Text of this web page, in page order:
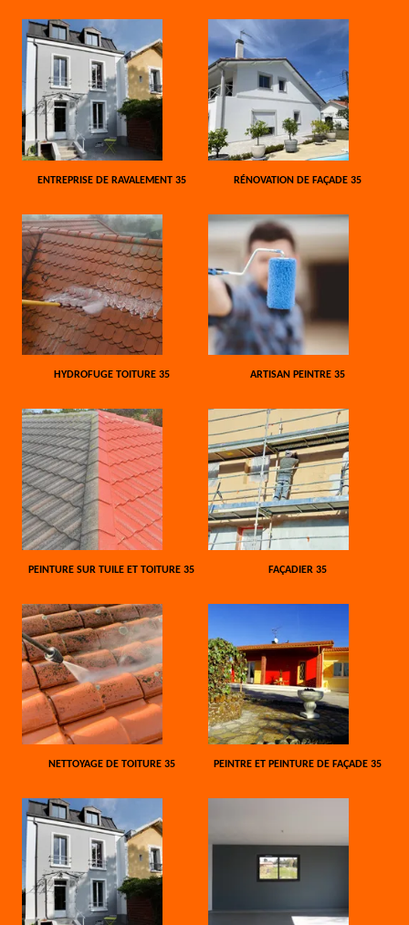
ENTREPRISE DE RAVALEMENT 35 RÉNOVATION DE FAÇADE 35
HYDROFUGE TOITURE 35 ARTISAN PEINTRE 35
PEINTURE SUR TUILE ET TOITURE 35 FAÇADIER 35
NETTOYAGE DE TOITURE 35 PEINTRE ET PEINTURE DE FAÇADE 35